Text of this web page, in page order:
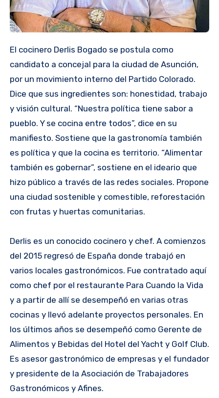
El cocinero Derlis Bogado se postula como
candidato a concejal para la ciudad de Asunción,
por un movimiento interno del Partido Colorado.
Dice que sus ingredientes son: honestidad, trabajo
y visión cultural. “Nuestra política tiene sabor a
pueblo. Y se cocina entre todos”, dice en su
manifiesto. Sostiene que la gastronomía también
es política y que la cocina es territorio. “Alimentar
también es gobernar”, sostiene en el ideario que
hizo público a través de las redes sociales. Propone
una ciudad sostenible y comestible, reforestación
con frutas y huertas comunitarias.
Derlis es un conocido cocinero y chef. A comienzos
del 2015 regresó de España donde trabajó en
varios locales gastronómicos. Fue contratado aquí
como chef por el restaurante Para Cuando la Vida
y a partir de allí se desempeñó en varias otras
cocinas y llevó adelante proyectos personales. En
los últimos años se desempeñó como Gerente de
Alimentos y Bebidas del Hotel del Yacht y Golf Club.
Es asesor gastronómico de empresas y el fundador
y presidente de la Asociación de Trabajadores
Gastronómicos y Afines.